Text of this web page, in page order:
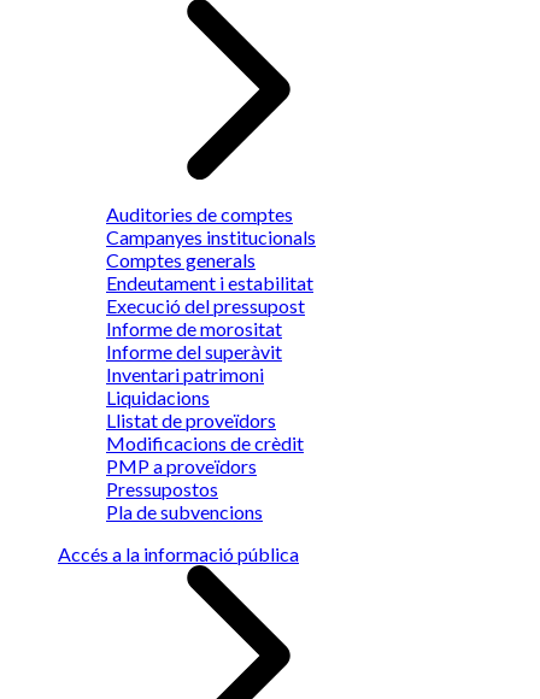
Auditories de comptes
Campanyes institucionals
Comptes generals
Endeutament i estabilitat
Execució del pressupost
Informe de morositat
Informe del superàvit
Inventari patrimoni
Liquidacions
Llistat de proveïdors
Modificacions de crèdit
PMP a proveïdors
Pressupostos
Pla de subvencions
Accés a la informació pública